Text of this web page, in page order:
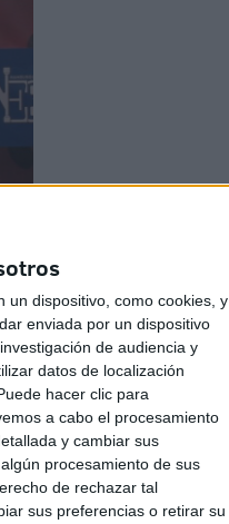
un dispositivo, como cookies, y
enviada por un dispositivo
de audiencia y
datos de localización
hacer clic para
a cabo el procesamiento
y cambiar sus
procesamiento de sus
de rechazar tal
sus preferencias o retirar su